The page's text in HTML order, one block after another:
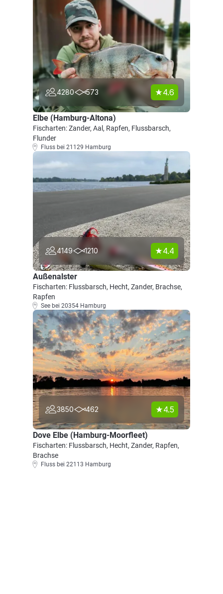
4280 573 4.6
Elbe (Hamburg-Altona)
Fischarten: Zander, Aal, Rapfen, Flussbarsch,
Flunder
Fluss bei 21129 Hamburg
4149 1210 4.4
Außenalster
Fischarten: Flussbarsch, Hecht, Zander, Brachse,
Rapfen
See bei 20354 Hamburg
3850 462 4.5
Dove Elbe (Hamburg-Moorfleet)
Fischarten: Flussbarsch, Hecht, Zander, Rapfen,
Brachse
Fluss bei 22113 Hamburg